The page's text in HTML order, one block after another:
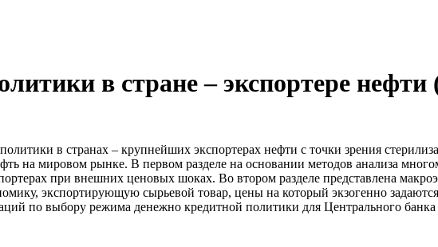
в стране – экспортере
в странах – крупнейших экспортерах нефти с точки зрения
на мировом рынке. В первом разделе на основании методов анализа
при внешних ценовых шоках. Во втором разделе представлена
экспортирующую сырьевой товар, цены на который экзогенно
по выбору режима денежно кредитной политики для Центрального